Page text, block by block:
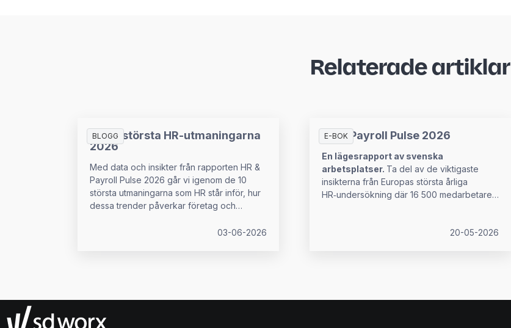
Relaterade artiklar
BLOGG
De 10 största HR-utmaningarna
2026
Med data och insikter från rapporten HR &
Payroll Pulse 2026 går vi igenom de 10
största utmaningarna som HR står inför, hur
dessa trender påverkar företag och
HR-chefer från att ha det strategiska03-06-2026
E-BOK
HR & Payroll Pulse 2026
En lägesrapport av svenska
arbetsplatser. Ta del av de viktigaste
insikterna från Europas största årliga
HR‑undersökning där 16 500 medarbetare
20-05-2026